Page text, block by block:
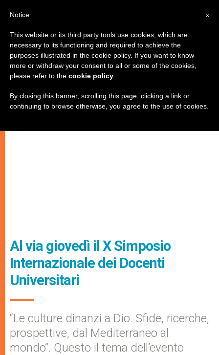
Al via giovedì il X Simposio
Internazionale dei Docenti
Universitari
“Le culture dinanzi a Dio. Sfide, ricerche,
prospettive, dal Mediterraneo al
mondo”. Questo il tema dell’evento
x
Notice
This website or its third party tools use cookies, which are
necessary to its functioning and required to achieve the
purposes illustrated in the cookie policy. If you want to know
more or withdraw your consent to all or some of the cookies,
please refer to the cookie policy
By closing this banner, scrolling this page, clicking a link or
continuing to browse otherwise, you agree to the use of cookies.